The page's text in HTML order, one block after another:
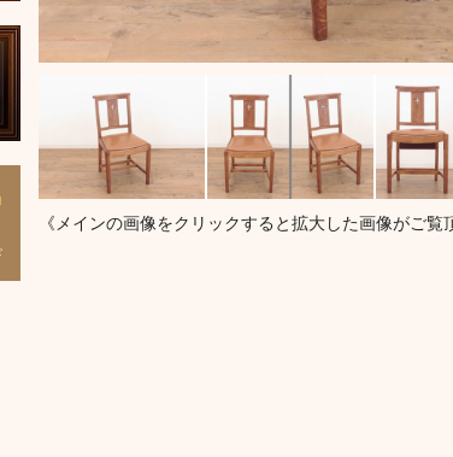
《メインの画像をクリックすると拡大した画像がご覧